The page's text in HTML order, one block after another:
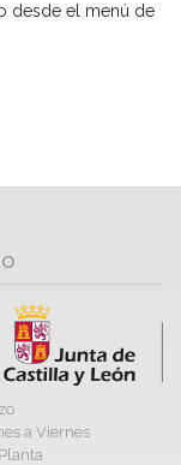
desde el menú de
a Viernes